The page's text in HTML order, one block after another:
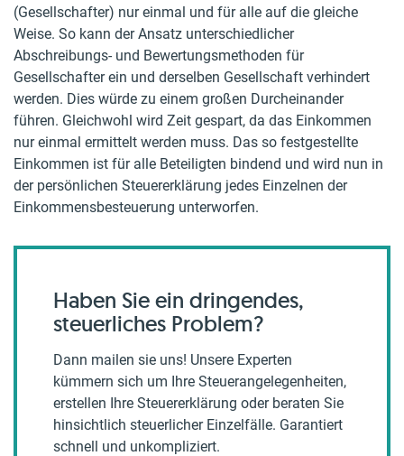
(Gesellschafter) nur einmal und für alle auf die gleiche
Weise. So kann der Ansatz unterschiedlicher
Abschreibungs- und Bewertungsmethoden für
Gesellschafter ein und derselben Gesellschaft verhindert
werden. Dies würde zu einem großen Durcheinander
führen. Gleichwohl wird Zeit gespart, da das Einkommen
nur einmal ermittelt werden muss. Das so festgestellte
Einkommen ist für alle Beteiligten bindend und wird nun in
der persönlichen Steuererklärung jedes Einzelnen der
Einkommensbesteuerung unterworfen.
Haben Sie ein dringendes,
steuerliches Problem?
Dann mailen sie uns! Unsere Experten
kümmern sich um Ihre Steuerangelegenheiten,
erstellen Ihre Steuererklärung oder beraten Sie
hinsichtlich steuerlicher Einzelfälle. Garantiert
schnell und unkompliziert.